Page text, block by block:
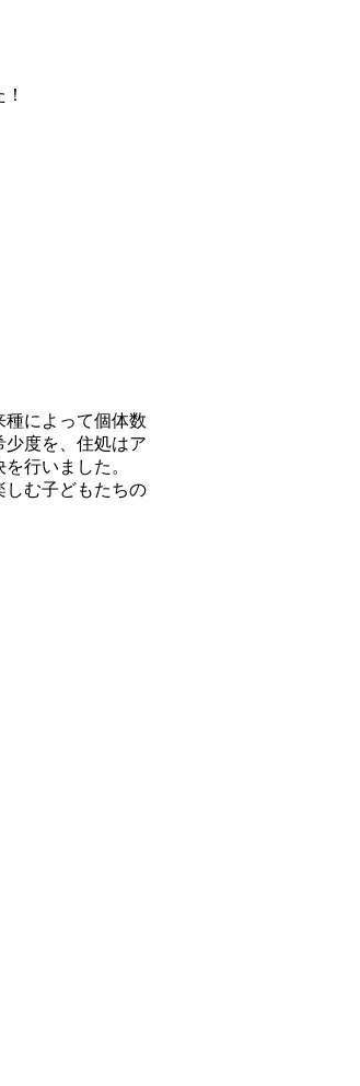
によって個体数
度を、住処はア
行いました。
しむ子どもたちの